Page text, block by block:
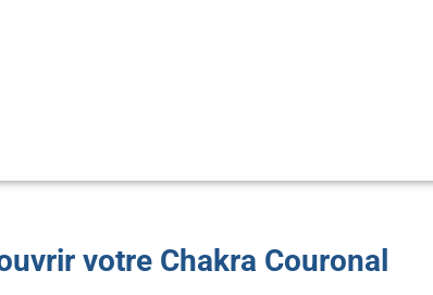
votre Chakra Couronal